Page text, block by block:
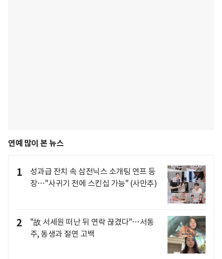
연예 많이 본 뉴스
1
성과급 잔치 속 삼전닉스 소개팅 연프 등
장…"사귀기 전에 스킨십 가능" (사만추)
2
"故 서세원 떠난 뒤 연락 끊겼다"…서동
주, 동생과 절연 고백